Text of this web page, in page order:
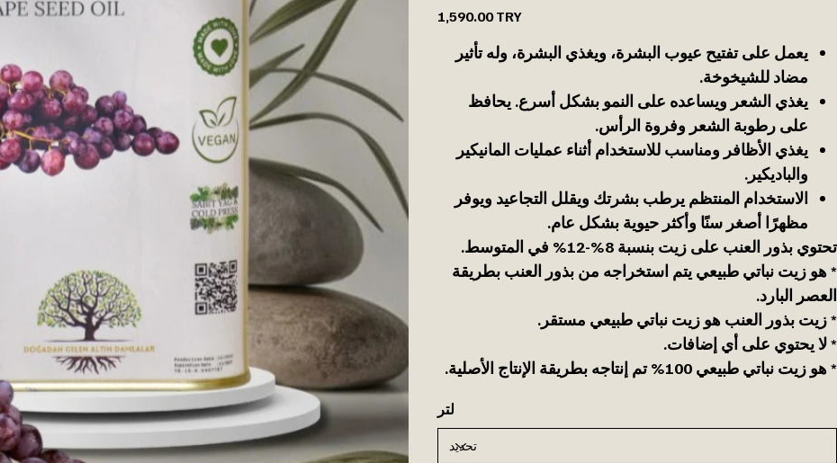
‏1,590.00 TRY
يعمل على تفتيح عيوب البشرة، ويغذي البشرة، وله تأثير
مضاد للشيخوخة.
يغذي الشعر ويساعده على النمو بشكل أسرع. يحافظ
على رطوبة الشعر وفروة الرأس.
يغذي الأظافر ومناسب للاستخدام أثناء عمليات المانيكير
والباديكير.
الاستخدام المنتظم يرطب بشرتك ويقلل التجاعيد ويوفر
مظهرًا أصغر سنًا وأكثر حيوية بشكل عام.
تحتوي بذور العنب على زيت بنسبة 8%-12% في المتوسط.
* هو زيت نباتي طبيعي يتم استخراجه من بذور العنب بطريقة
العصر البارد.
* زيت بذور العنب هو زيت نباتي طبيعي مستقر.
* لا يحتوي على أي إضافات.
* هو زيت نباتي طبيعي 100% تم إنتاجه بطريقة الإنتاج الأصلية.
لتر